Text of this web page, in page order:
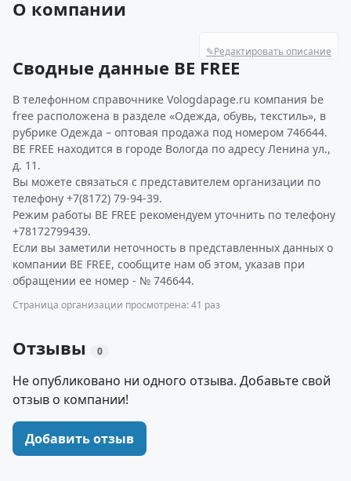
О компании
✎Редактировать описание
Сводные данные BE FREE
В телефонном справочнике Vologdapage.ru компания be
free расположена в разделе «Одежда, обувь, текстиль», в
рубрике Одежда – оптовая продажа под номером 746644.
BE FREE находится в городе Вологда по адресу Ленина ул.,
д. 11.
Вы можете связаться с представителем организации по
телефону +7(8172) 79-94-39.
Режим работы BE FREE рекомендуем уточнить по телефону
+78172799439.
Если вы заметили неточность в представленных данных о
компании BE FREE, сообщите нам об этом, указав при
обращении ее номер - № 746644.
Страница организации просмотрена: 41 раз
Отзывы 0
Не опубликовано ни одного отзыва. Добавьте свой
отзыв о компании!
Добавить отзыв